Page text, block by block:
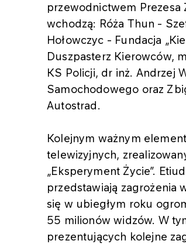
przewodnictwem Prezesa
wchodzą: Róża Thun -
Hołowczyc - Fundacja
Duszpasterz Kierowców,
KS Policji, dr inż. Andrzej
Samochodowego oraz
Autostrad.
Kolejnym ważnym
telewizyjnych,
„Eksperyment Życie”.
przedstawiają zagrożenia
się w ubiegłym roku
55 milionów widzów. W
prezentujących kolejne